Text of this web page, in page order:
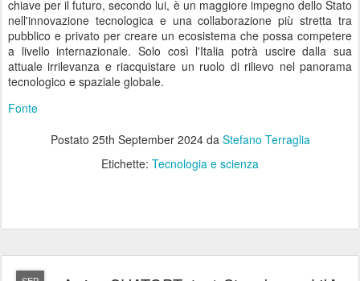
chiave per il futuro, secondo lui, è un maggiore impegno dello Stato
nell'innovazione tecnologica e una collaborazione più stretta tra
pubblico e privato per creare un ecosistema che possa competere
a livello internazionale. Solo così l'Italia potrà uscire dalla sua
attuale irrilevanza e riacquistare un ruolo di rilievo nel panorama
tecnologico e spaziale globale.
Fonte
Postato 25th September 2024da Stefano Terraglia
Etichette: Tecnologia e scienza